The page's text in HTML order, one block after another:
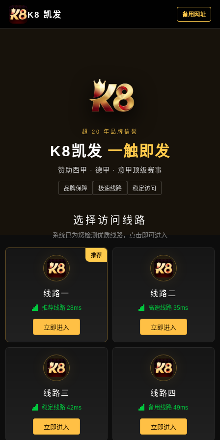
项目实录
首页 项目实录